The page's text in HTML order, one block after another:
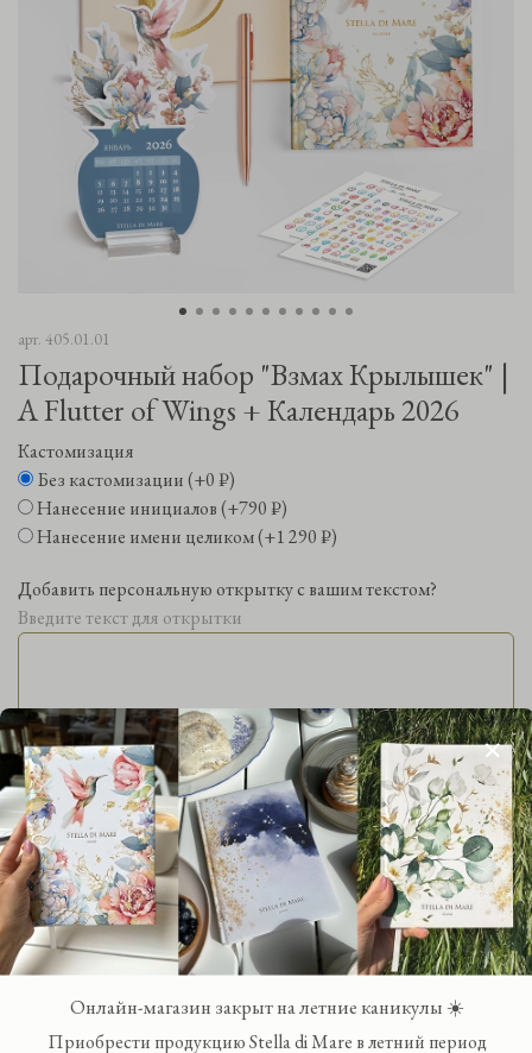
Подарочный набор "Взмах Крылышек" |
A Flutter of Wings + Календарь 2026
арт. 405.01.01
Кастомизация
Без кастомизации(+0 ₽)
Нанесение инициалов(+790 ₽)
Нанесение имени целиком(+1 290 ₽)
Добавить персональную открытку с вашим текстом?
Введите текст для открытки
Выберите дизайн открытки:
4 700 ₽ 5 700 ₽
Онлайн-магазин закрыт на летние каникулы ☀️
Приобрести продукцию Stella di Mare в летний период